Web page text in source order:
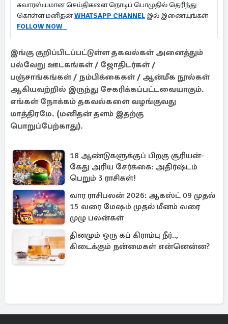
சுவாரஸ்யமான செய்திகளை நொடிப் பொழுதில் தெரிந்து
கொள்ள மனிதன்WHATSAPP CHANNEL இல் இணையுங்கள்
FOLLOW NOW
இங்கு குறிப்பிடப்பட்டுள்ள தகவல்கள் அனைத்தும்
பல்வேறு ஊடகங்கள் / ஜோதிடர்கள் /
பஞ்சாங்கங்கள் / நம்பிக்கைகள் / ஆன்மீக நூல்கள்
ஆகியவற்றில் இருந்து சேகரிக்கப்பட்டவையாகும்.
எங்கள் நோக்கம் தகவல்களை வழங்குவது
மாத்திரமே. (மனிதன் தளம் இதற்கு
பொறுப்பேற்காது).
18 ஆண்டுகளுக்குப் பிறகு சூரியன்-
கேது அரிய சேர்க்கை: அதிர்ஷ்டம்
பெறும் 3 ராசிகள்!
வார ராசிபலன் 2026: ஆகஸ்ட் 09 முதல்
15 வரை மேஷம் முதல் மீனம் வரை
முழு பலன்கள்
தினமும் ஒரு கப் கிராம்பு நீர்..,
கிடைக்கும் நன்மைகள் என்னென்ன?